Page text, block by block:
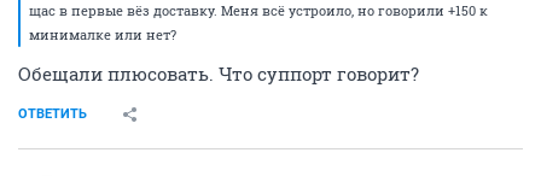
щас в первые вёз доставку. Меня всё устроило, но говорили +150 к
минималке или нет?
Обещали плюсовать. Что суппорт говорит?
ОТВЕТИТЬ